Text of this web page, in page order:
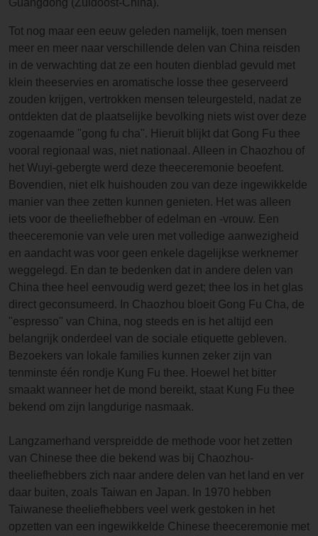
Tot nog maar een eeuw geleden namelijk, toen mensen
meer en meer naar verschillende delen van China reisden
in de verwachting dat ze een houten dienblad gevuld met
klein theeservies en aromatische losse thee geserveerd
zouden krijgen, vertrokken mensen teleurgesteld, nadat ze
ontdekten dat de plaatselijke bevolking niets wist over deze
zogenaamde "gong fu cha". Hieruit blijkt dat Gong Fu thee
vooral regionaal was, niet nationaal. Alleen in Chaozhou of
het Wuyi-gebergte werd deze theeceremonie beoefent.
Bovendien, niet elk huishouden zou van deze ingewikkelde
manier van thee zetten kunnen genieten. Het was alleen
iets voor de theeliefhebber of edelman en -vrouw. Een
theeceremonie van vele uren met volledige aanwezigheid
en aandacht was voor geen enkele dagelijkse werknemer
weggelegd. En dan te bedenken dat in andere delen van
China thee heel eenvoudig werd gezet; thee los in het glas
direct geconsumeerd. In Chaozhou bloeit Gong Fu Cha, de
"espresso" van China, nog steeds en is het altijd een
belangrijk onderdeel van de sociale etiquette gebleven.
Bezoekers van lokale families kunnen zeker zijn van
tenminste één rondje Kung Fu thee. Hoewel het bitter
smaakt wanneer het de mond bereikt, staat Kung Fu thee
bekend om zijn langdurige nasmaak.
Langzamerhand verspreidde de methode voor het zetten
van Chinese thee die bekend was bij Chaozhou-
theeliefhebbers zich naar andere delen van het land en ver
daar buiten, zoals Taiwan en Japan. In 1970 hebben
Taiwanese theeliefhebbers veel werk gestoken in het
opzetten van een ingewikkelde Chinese theeceremonie met